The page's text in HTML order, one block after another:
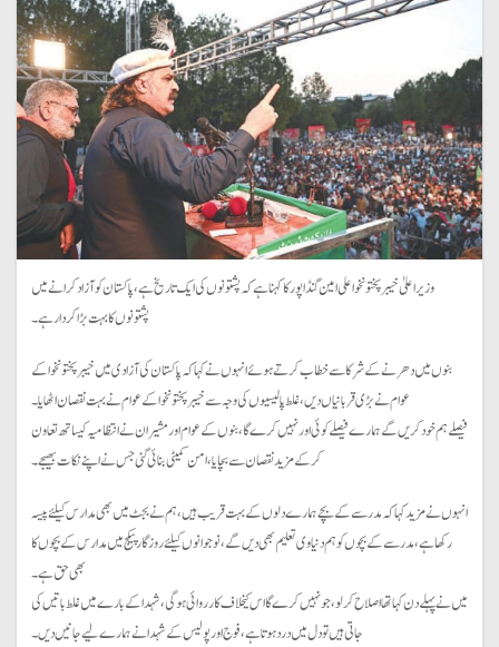
وزیراعلیٰ خیبر پختونخوا علی امین گنڈاپور کا کہنا ہے کہ پشتونوں کی ایک تاریخ ہے،پاکستان کوآزاد کرانے میں
پشتونوں کا بہت بڑا کردار ہے۔
بنوں میں دھرنے کے شرکا سے خطاب کرتے ہوئے انہوں نے کہا کہ پاکستان کی آزادی میں خیبرپختونخوا کے
عوام نے بڑی قربانیاں دیں،غلط پالیسیوں کی وجہ سے خیبرپختونخو اکے عوام نے بہت نقصان اٹھایا۔
فیصلے ہم خود کریں گے ہمارے فیصلے کوئی اور نہیں کرےگا ،بنوں کے عوام اور مشیران نے انتظامیہ کیساتھ تعاون
کر کے مزید نقصان سے بچایا،امن کمیٹی بنائی گئی جس نے اپنے نکات بھیجے۔
انہوں نے مزید کہا کہ مدرسے کے بچےہمارے دلوں کے بہت قریب ہیں ،ہم نےبجٹ میں بھی مدارس کیلئے پیسہ
رکھا ہے ،مدرسے کے بچوں کو ہم دنیاوی تعلیم بھی دیں گے،نوجوانوں کیلئے روزگار پیکج میں مدارس کے بچوں کا
بھی حق ہے۔
میں نے پہلے دن کہا تھا اصلاح کر لو،جو نہیں کرے گا اس کیخلاف کارروائی ہوگی،شہدا کے بارے میں غلط باتیں کی
جاتی ہیں تو دل میں درد ہوتا ہے،فوج اور پولیس کے شہدا نے ہمارے لیے جانیں دیں۔